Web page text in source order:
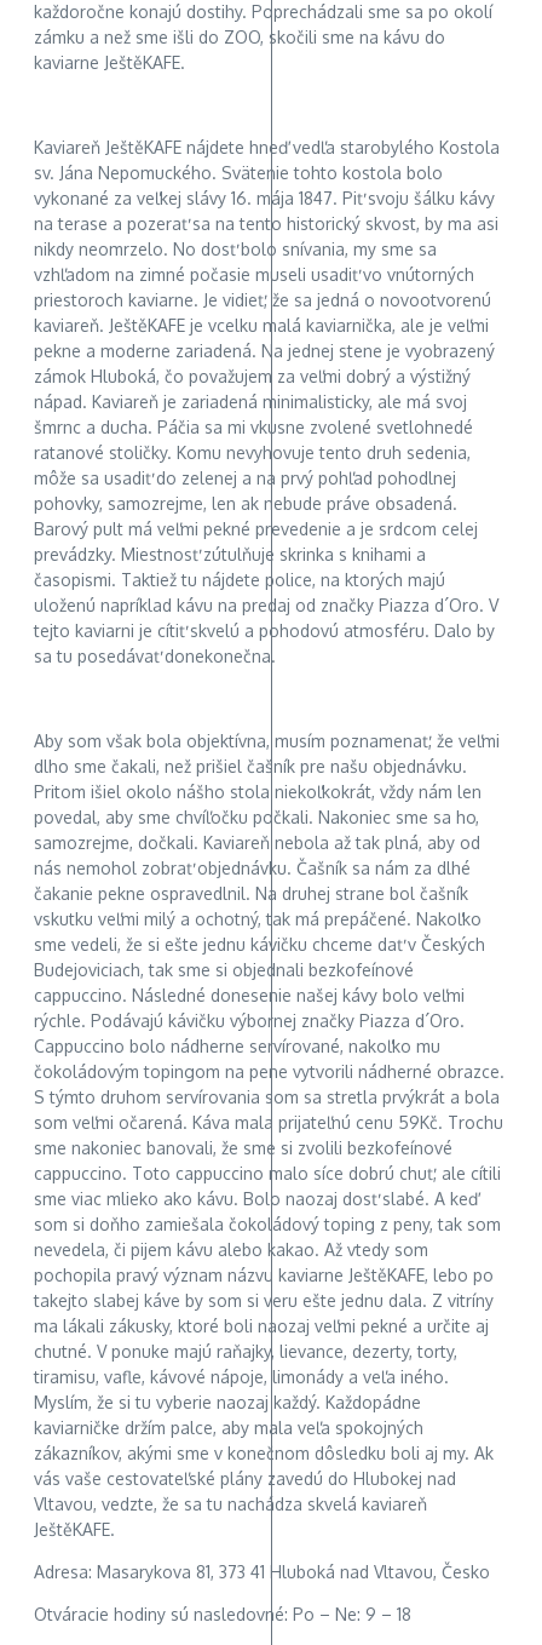
každoročne konajú dostihy. Poprechádzali sme sa po okolí
zámku a než sme išli do ZOO, skočili sme na kávu do
kaviarne JeštěKAFE.
Kaviareň JeštěKAFE nájdete hneď vedľa starobylého Kostola
sv. Jána Nepomuckého. Svätenie tohto kostola bolo
vykonané za veľkej slávy 16. mája 1847. Piť svoju šálku kávy
na terase a pozerať sa na tento historický skvost, by ma asi
nikdy neomrzelo. No dosť bolo snívania, my sme sa
vzhľadom na zimné počasie museli usadiť vo vnútorných
priestoroch kaviarne. Je vidieť, že sa jedná o novootvorenú
kaviareň. JeštěKAFE je vcelku malá kaviarnička, ale je veľmi
pekne a moderne zariadená. Na jednej stene je vyobrazený
zámok Hluboká, čo považujem za veľmi dobrý a výstižný
nápad. Kaviareň je zariadená minimalisticky, ale má svoj
šmrnc a ducha. Páčia sa mi vkusne zvolené svetlohnedé
ratanové stoličky. Komu nevyhovuje tento druh sedenia,
môže sa usadiť do zelenej a na prvý pohľad pohodlnej
pohovky, samozrejme, len ak nebude práve obsadená.
Barový pult má veľmi pekné prevedenie a je srdcom celej
prevádzky. Miestnosť zútulňuje skrinka s knihami a
časopismi. Taktiež tu nájdete police, na ktorých majú
uloženú napríklad kávu na predaj od značky Piazza d´Oro. V
tejto kaviarni je cítiť skvelú a pohodovú atmosféru. Dalo by
sa tu posedávať donekonečna.
Aby som však bola objektívna, musím poznamenať, že veľmi
dlho sme čakali, než prišiel čašník pre našu objednávku.
Pritom išiel okolo nášho stola niekoľkokrát, vždy nám len
povedal, aby sme chvíľočku počkali. Nakoniec sme sa ho,
samozrejme, dočkali. Kaviareň nebola až tak plná, aby od
nás nemohol zobrať objednávku. Čašník sa nám za dlhé
čakanie pekne ospravedlnil. Na druhej strane bol čašník
vskutku veľmi milý a ochotný, tak má prepáčené. Nakoľko
sme vedeli, že si ešte jednu kávičku chceme dať v Českých
Budejoviciach, tak sme si objednali bezkofeínové
cappuccino. Následné donesenie našej kávy bolo veľmi
rýchle. Podávajú kávičku výbornej značky Piazza d´Oro.
Cappuccino bolo nádherne servírované, nakoľko mu
čokoládovým topingom na pene vytvorili nádherné obrazce.
S týmto druhom servírovania som sa stretla prvýkrát a bola
som veľmi očarená. Káva mala prijateľnú cenu 59Kč. Trochu
sme nakoniec banovali, že sme si zvolili bezkofeínové
cappuccino. Toto cappuccino malo síce dobrú chuť, ale cítili
sme viac mlieko ako kávu. Bolo naozaj dosť slabé. A keď
som si doňho zamiešala čokoládový toping z peny, tak som
nevedela, či pijem kávu alebo kakao. Až vtedy som
pochopila pravý význam názvu kaviarne JeštěKAFE, lebo po
takejto slabej káve by som si veru ešte jednu dala. Z vitríny
ma lákali zákusky, ktoré boli naozaj veľmi pekné a určite aj
chutné. V ponuke majú raňajky, lievance, dezerty, torty,
tiramisu, vafle, kávové nápoje, limonády a veľa iného.
Myslím, že si tu vyberie naozaj každý. Každopádne
kaviarničke držím palce, aby mala veľa spokojných
zákazníkov, akými sme v konečnom dôsledku boli aj my. Ak
vás vaše cestovateľské plány zavedú do Hlubokej nad
Vltavou, vedzte, že sa tu nachádza skvelá kaviareň
JeštěKAFE.
Adresa: Masarykova 81, 373 41 Hluboká nad Vltavou, Česko
Otváracie hodiny sú nasledovné: Po – Ne: 9 – 18